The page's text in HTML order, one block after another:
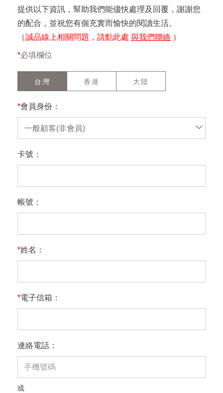
提供以下資訊，幫助我們能儘快處理及回覆，謝謝您
的配合，並祝您有個充實而愉快的閱讀生活。
（誠品線上相關問題，請點此處 與我們聯絡 ）
*必填欄位
台灣 香港 大陸
*會員身份：
一般顧客(非會員)
卡號：
帳號：
*姓名：
*電子信箱：
連絡電話：
或